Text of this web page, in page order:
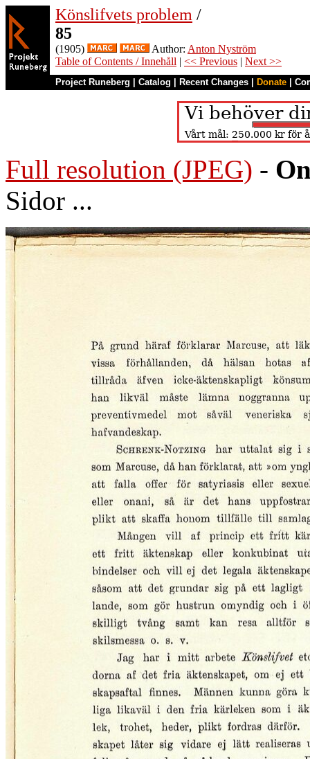
Könslifvets problem /
85
(1905) Author: Anton Nyström
Table of Contents / Innehåll | << Previous | Next >>
Project Runeberg Catalog Recent Changes Donate
Full resolution (JPEG) -
Sidor ...